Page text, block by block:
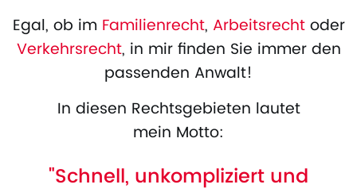
Egal, ob im Familienrecht, Arbeitsrechtoder
Verkehrsrecht, in mir finden Sie immer den
passenden Anwalt!
In diesen Rechtsgebieten lautet
mein Motto:
"Schnell, unkompliziert und